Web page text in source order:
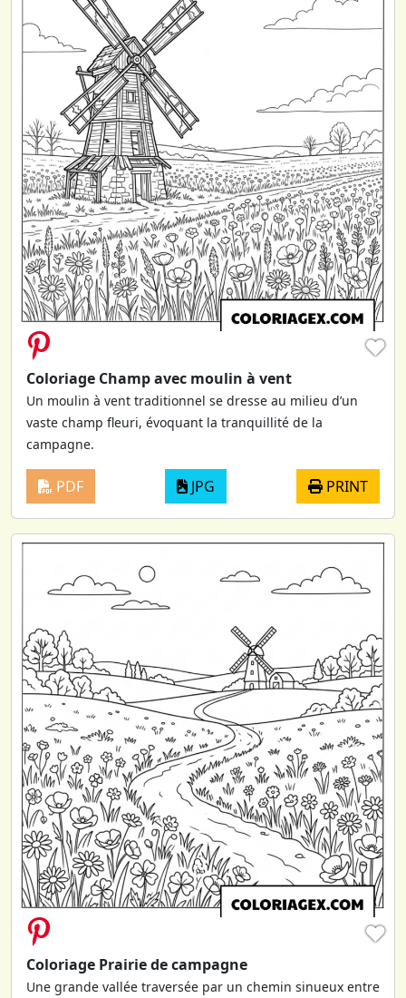
♥
Coloriage Champ avec moulin à vent
Un moulin à vent traditionnel se dresse au milieu d’un
vaste champ fleuri, évoquant la tranquillité de la
campagne.
PDF JPG PRINT
♥
Coloriage Prairie de campagne
Une grande vallée traversée par un chemin sinueux entre